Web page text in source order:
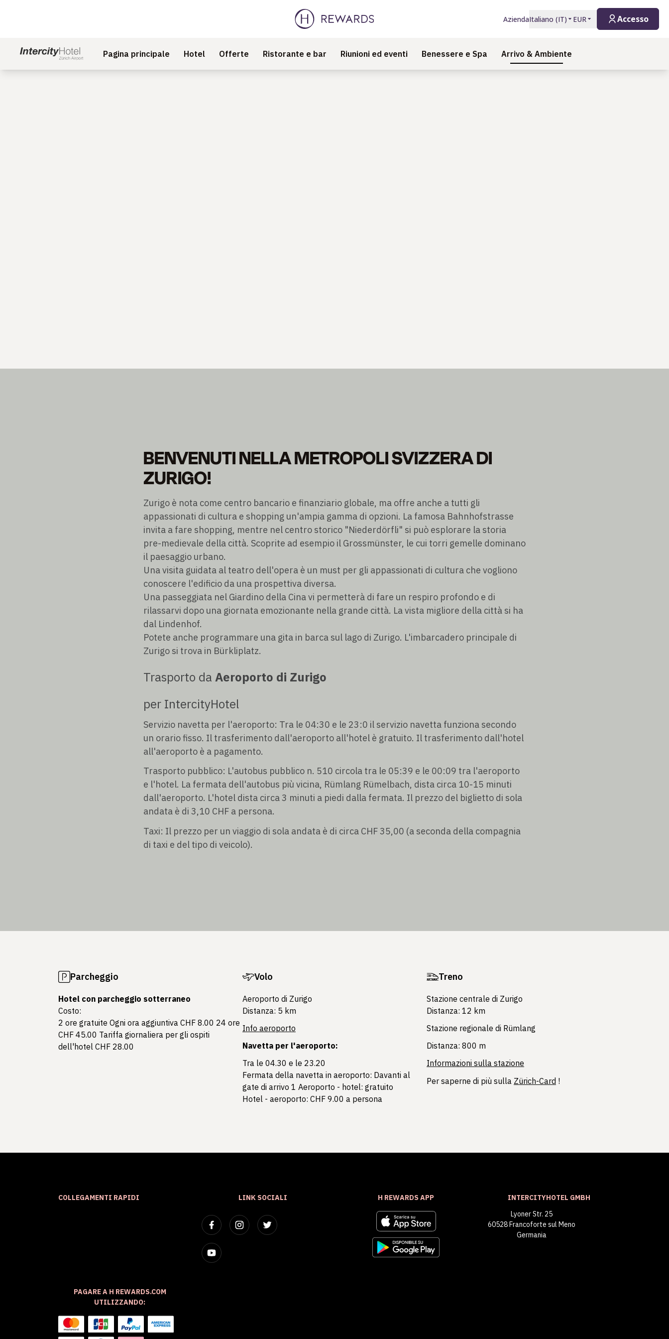
AziendaItaliano (IT) EUR Accesso
Pagina principale Hotel Offerte Ristorante e bar Riunioni ed eventi Benessere e Spa Arrivo & Ambiente
BENVENUTI NELLA METROPOLI SVIZZERA DI
ZURIGO!
Zurigo è nota come centro bancario e finanziario globale, ma offre anche a tutti gli
appassionati di cultura e shopping un'ampia gamma di opzioni. La famosa Bahnhofstrasse
invita a fare shopping, mentre nel centro storico "Niederdörfli" si può esplorare la storia
pre-medievale della città. Scoprite ad esempio il Grossmünster, le cui torri gemelle dominano
il paesaggio urbano.
Una visita guidata al teatro dell'opera è un must per gli appassionati di cultura che vogliono
conoscere l'edificio da una prospettiva diversa.
Una passeggiata nel Giardino della Cina vi permetterà di fare un respiro profondo e di
rilassarvi dopo una giornata emozionante nella grande città. La vista migliore della città si ha
dal Lindenhof.
Potete anche programmare una gita in barca sul lago di Zurigo. L'imbarcadero principale di
Zurigo si trova in Bürkliplatz.
Trasporto da Aeroporto di Zurigo
per IntercityHotel
Servizio navetta per l'aeroporto: Tra le 04:30 e le 23:0 il servizio navetta funziona secondo
un orario fisso. Il trasferimento dall'aeroporto all'hotel è gratuito. Il trasferimento dall'hotel
all'aeroporto è a pagamento.
Trasporto pubblico: L'autobus pubblico n. 510 circola tra le 05:39 e le 00:09 tra l'aeroporto
e l'hotel. La fermata dell'autobus più vicina, Rümlang Rümelbach, dista circa 10-15 minuti
dall'aeroporto. L'hotel dista circa 3 minuti a piedi dalla fermata. Il prezzo del biglietto di sola
andata è di 3,10 CHF a persona.
Taxi: Il prezzo per un viaggio di sola andata è di circa CHF 35,00 (a seconda della compagnia
di taxi e del tipo di veicolo).
Parcheggio
Hotel con parcheggio sotterraneo
Costo:
2 ore gratuite Ogni ora aggiuntiva CHF 8.00 24 ore
CHF 45.00 Tariffa giornaliera per gli ospiti
dell'hotel CHF 28.00
Volo
Aeroporto di Zurigo
Distanza: 5 km
Info aeroporto
Navetta per l'aeroporto:
Tra le 04.30 e le 23.20
Fermata della navetta in aeroporto: Davanti al
gate di arrivo 1 Aeroporto - hotel: gratuito
Hotel - aeroporto: CHF 9.00 a persona
Treno
Stazione centrale di Zurigo
Distanza: 12 km
Stazione regionale di Rümlang
Distanza: 800 m
Informazioni sulla stazione
Per saperne di più sulla Zürich-Card !
COLLEGAMENTI RAPIDI LINK SOCIALI H REWARDS APP
INTERCITYHOTEL GMBH
Lyoner Str. 25
60528 Francoforte sul Meno
Germania
PAGARE A H REWARDS.COM
UTILIZZANDO: